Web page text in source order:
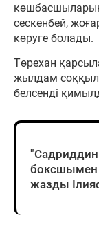
сескенбей,
көруге болады.
Төрехан
жылдам
белсенді
"Садриддин
боксшымен
жазды